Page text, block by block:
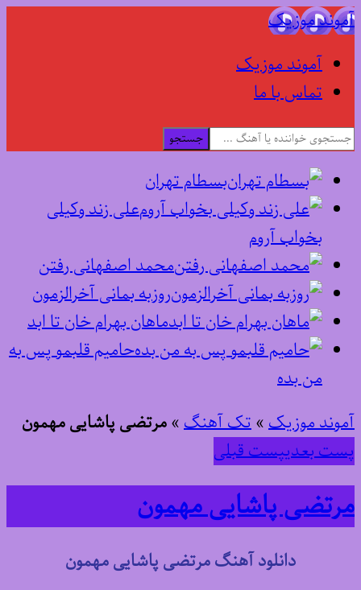
آموند موزیک
آموند موزیک
تماس با ما
جستجو
بسطام تهران
علی زند وکیلی
بخواب آروم
محمد اصفهانی رفتن
روزبه بمانی آخرالزمون
ماهان بهرام خان تا ابد
حامیم قلبمو پس به
من بده
آموند موزیک»تک آهنگ»مرتضی پاشایی مهمون
پست بعدیپست قبلی
مرتضی پاشایی مهمون
دانلود آهنگ مرتضی پاشایی مهمون